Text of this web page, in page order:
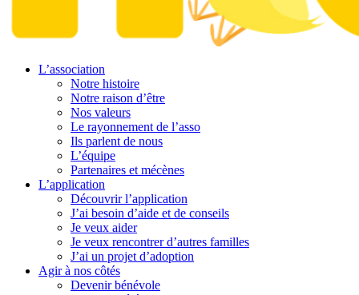
L’association
Notre histoire
Notre raison d’être
Nos valeurs
Le rayonnement de l’asso
Ils parlent de nous
L’équipe
Partenaires et mécènes
L’application
Découvrir l’application
J’ai besoin d’aide et de conseils
Je veux aider
Je veux rencontrer d’autres familles
J’ai un projet d’adoption
Agir à nos côtés
Devenir bénévole